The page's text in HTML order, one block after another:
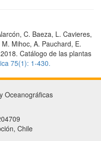
C. Baeza, L. Cavieres,
Mihoc, A. Pauchard, E.
Catálogo de las plantas
75(1): 1-430.
Oceanográficas
Chile